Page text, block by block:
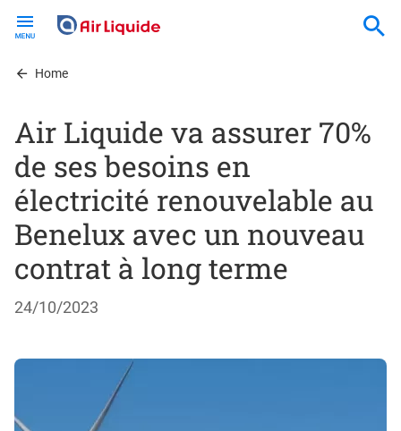
contentHome
Air Liquide va assurer 70%
de ses besoins en
électricité renouvelable au
Benelux avec un nouveau
contrat à long terme
24/10/2023